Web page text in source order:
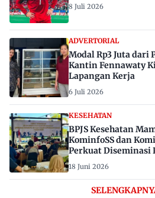
8 Juli 2026
ADVERTORIAL
Modal Rp3 Juta dari
Kantin Fennawaty
Lapangan Kerja
6 Juli 2026
KESEHATAN
BPJS Kesehatan
KominfoSS dan
Perkuat Diseminasi
18 Juni 2026